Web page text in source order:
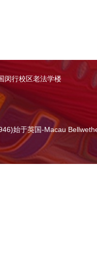
闵行校区老法学楼
始于英国-Macau